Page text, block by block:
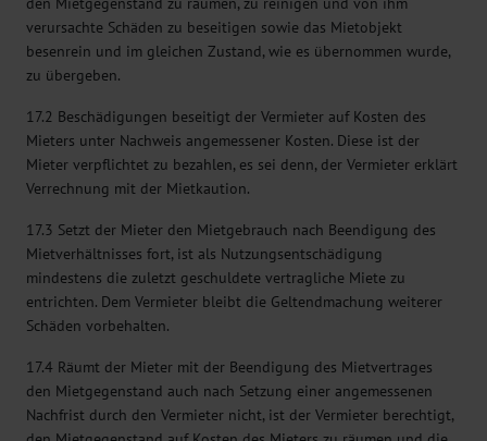
verursachte Schäden zu beseitigen sowie das Mietobjekt
besenrein und im gleichen Zustand, wie es übernommen wurde,
zu übergeben.
17.2 Beschädigungen beseitigt der Vermieter auf Kosten des
Mieters unter Nachweis angemessener Kosten. Diese ist der
Mieter verpflichtet zu bezahlen, es sei denn, der Vermieter erklärt
Verrechnung mit der Mietkaution.
17.3 Setzt der Mieter den Mietgebrauch nach Beendigung des
Mietverhältnisses fort, ist als Nutzungsentschädigung
mindestens die zuletzt geschuldete vertragliche Miete zu
entrichten. Dem Vermieter bleibt die Geltendmachung weiterer
Schäden vorbehalten.
17.4 Räumt der Mieter mit der Beendigung des Mietvertrages
den Mietgegenstand auch nach Setzung einer angemessenen
Nachfrist durch den Vermieter nicht, ist der Vermieter berechtigt,